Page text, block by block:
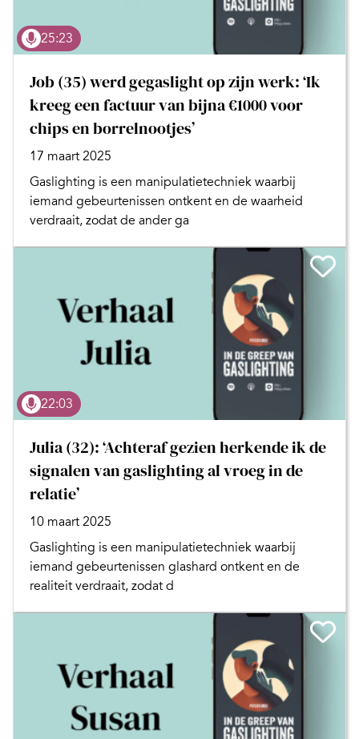
25:23
Job (35) werd gegaslight op zijn werk: ‘Ik
kreeg een factuur van bijna €1000 voor
chips en borrelnootjes’
17 maart 2025
Gaslighting is een manipulatietechniek waarbij
iemand gebeurtenissen ontkent en de waarheid
verdraait, zodat de ander ga
22:03
Julia (32): ‘Achteraf gezien herkende ik de
signalen van gaslighting al vroeg in de
relatie’
10 maart 2025
Gaslighting is een manipulatietechniek waarbij
iemand gebeurtenissen glashard ontkent en de
realiteit verdraait, zodat d